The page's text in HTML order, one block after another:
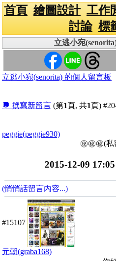
首頁 繪圖設計 工作
討論 標
立逃小宛
立逃小宛(senorita) 的個人留言板
💬 撰寫新留言 (第1頁, 共1頁)
peggie(peggie930)
㊙️㊙️㊙️(
2015-12-09 17:05
(悄悄話留言內容...)
#15107
元朝(graba168)